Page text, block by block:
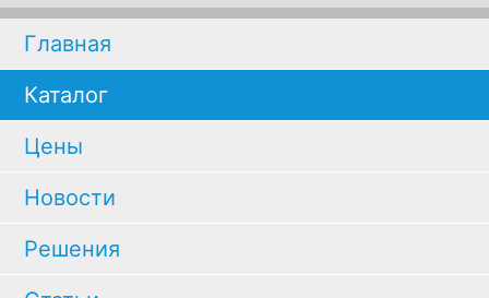
Главная
Каталог
Цены
Новости
Решения